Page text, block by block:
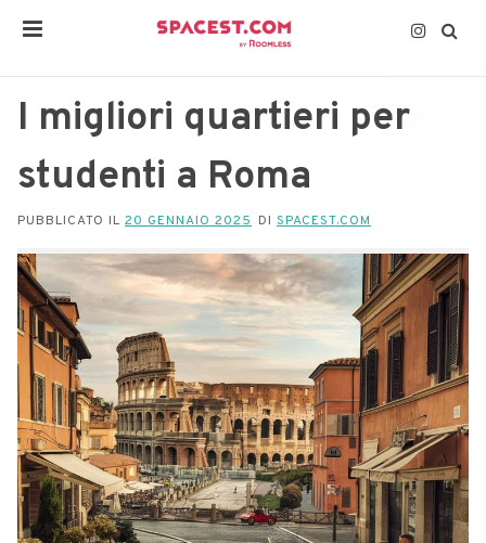
I migliori quartieri per
studenti a Roma
PUBBLICATO IL 20 GENNAIO 2025 DI SPACEST.COM